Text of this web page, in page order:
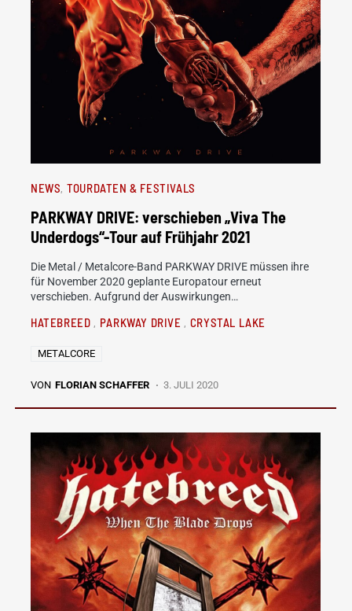
NEWS TOURDATEN & FESTIVALS
PARKWAY DRIVE: verschieben „Viva The
Underdogs“-Tour auf Frühjahr 2021
Die Metal / Metalcore-Band PARKWAY DRIVE müssen ihre
für November 2020 geplante Europatour erneut
verschieben. Aufgrund der Auswirkungen…
HATEBREED PARKWAY DRIVE CRYSTAL LAKE
METALCORE
VON FLORIAN SCHAFFER 3. JULI 2020